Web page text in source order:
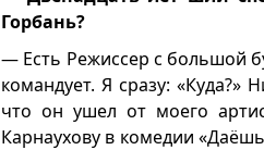
Горбань?
— Есть Режиссер с большой
командует. Я сразу:
что он ушел от моего
Карнаухову в комедии